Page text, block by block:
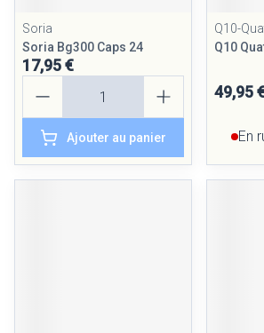
Soria
Soria Bg300 Caps 24
17,95 €
Ajouter au panier
Q10-
Q10
49,95
En